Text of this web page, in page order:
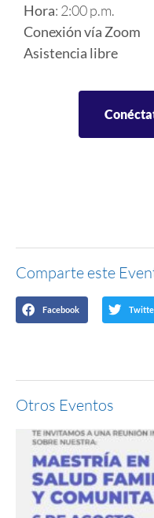
Hora: 2:00 p.m.
Conexión vía Zoom
Asistencia libre
Comparte este
Facebook
Otros Eventos